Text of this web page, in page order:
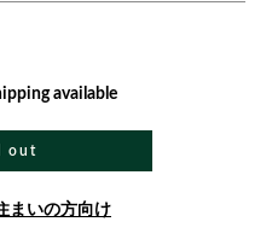
available
out
まいの方向け